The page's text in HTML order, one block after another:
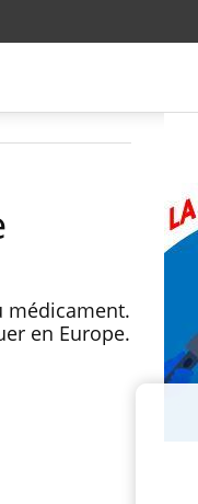
médicament.
en Europe.